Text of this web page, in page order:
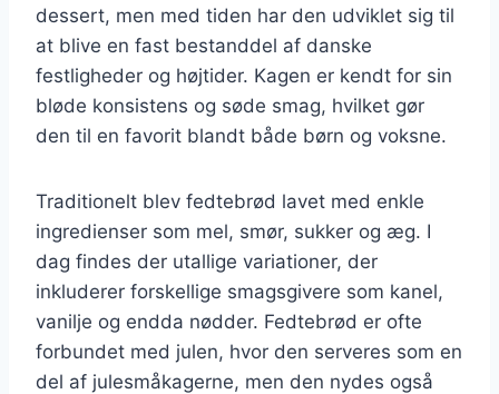
dessert, men med tiden har den udviklet sig til
at blive en fast bestanddel af danske
festligheder og højtider. Kagen er kendt for sin
bløde konsistens og søde smag, hvilket gør
den til en favorit blandt både børn og voksne.
Traditionelt blev fedtebrød lavet med enkle
ingredienser som mel, smør, sukker og æg. I
dag findes der utallige variationer, der
inkluderer forskellige smagsgivere som kanel,
vanilje og endda nødder. Fedtebrød er ofte
forbundet med julen, hvor den serveres som en
del af julesmåkagerne, men den nydes også